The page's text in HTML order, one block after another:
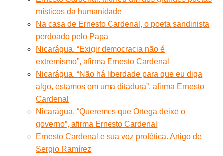
místicos da humanidade
Na casa de Ernesto Cardenal, o poeta sandinista
perdoado pelo Papa
Nicarágua. “Exigir democracia não é
extremismo”, afirma Ernesto Cardenal
Nicarágua. “Não há liberdade para que eu diga
algo, estamos em uma ditadura”, afirma Ernesto
Cardenal
Nicarágua. “Queremos que Ortega deixe o
governo”, afirma Ernesto Cardenal
Ernesto Cardenal e sua voz profética. Artigo de
Sergio Ramírez